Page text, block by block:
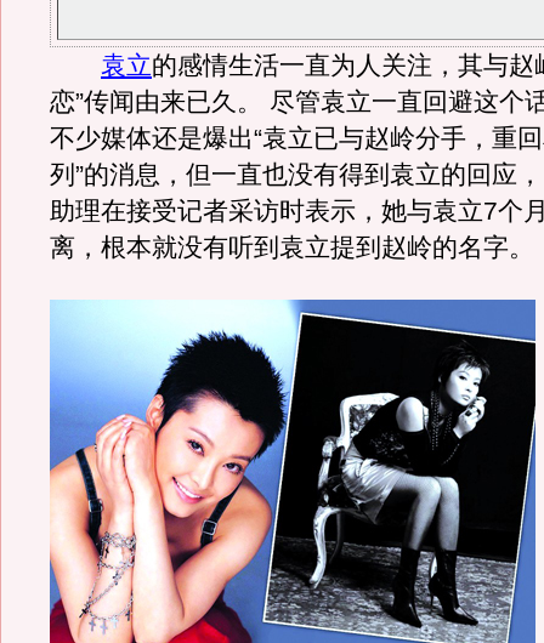
袁立的感情生活一直为人关注，其与赵
恋”传闻由来已久。 尽管袁立一直回避这个
不少媒体还是爆出“袁立已与赵岭分手，重
列”的消息，但一直也没有得到袁立的回应
助理在接受记者采访时表示，她与袁立7个
离，根本就没有听到袁立提到赵岭的名字。